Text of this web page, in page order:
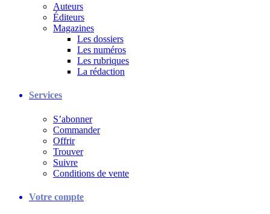
Auteurs
Éditeurs
Magazines
Les dossiers
Les numéros
Les rubriques
La rédaction
Services
S’abonner
Commander
Offrir
Trouver
Suivre
Conditions de vente
Votre compte